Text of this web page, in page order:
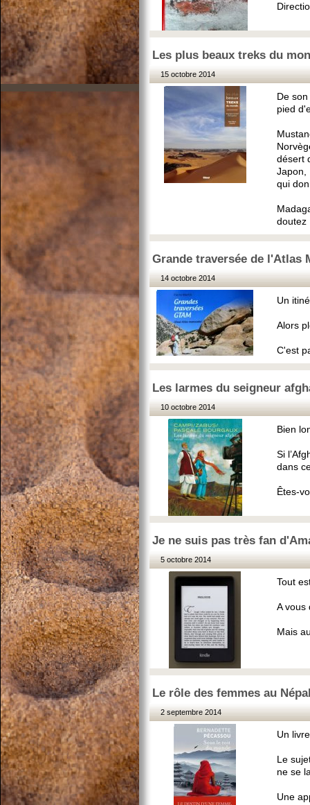
Les plus beaux treks du
15 octobre 2014
De
pied
désert
Japon,
qui
doutez
Grande traversée de l'Atlas
14 octobre 2014
Un
Alors
C'est
Les larmes du seigneur
10 octobre 2014
Bien
Si
dans
Êtes-
Je ne suis pas très fan
5 octobre 2014
Tout
A vous
Mais
Le rôle des femmes au
2 septembre 2014
Un
Le
ne se
Une